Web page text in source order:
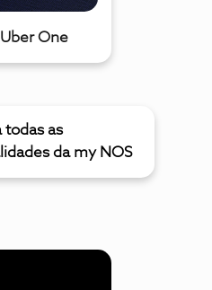
One
todas as
da my NOS